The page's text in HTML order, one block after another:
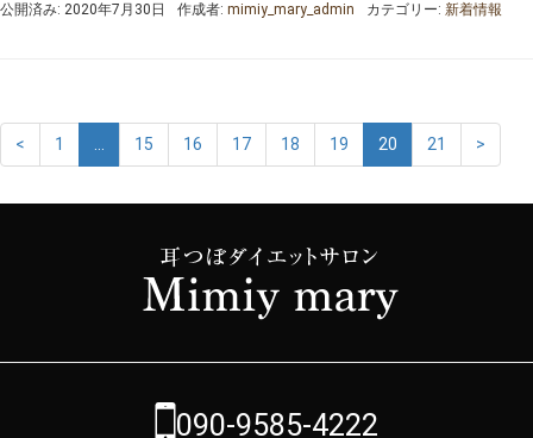
公開済み: 2020年7月30日 作成者: mimiy_mary_admin カテゴリー: 新着情報
< 1 15 16 17 18 19 20 21 >
090-9585-4222